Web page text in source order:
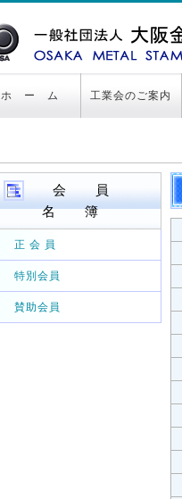
ホ ー ム 工業会のご案内
会 員
名 簿
正 会 員
特別会員
賛助会員